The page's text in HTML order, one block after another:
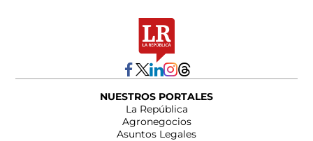
NUESTROS PORTALES
La República
Agronegocios
Asuntos Legales